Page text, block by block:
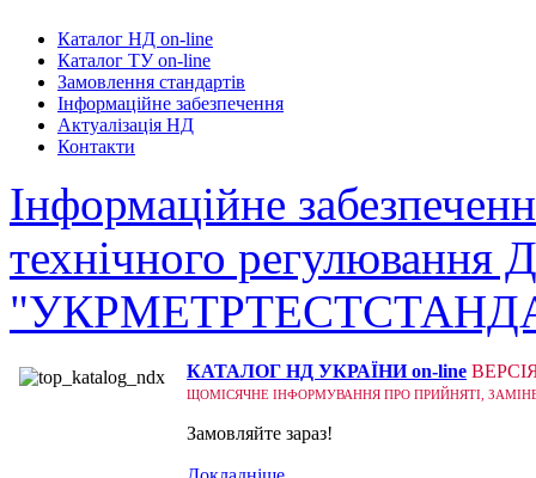
Каталог НД on-line
Каталог ТУ on-line
Замовлення стандартів
Інформаційне забезпечення
Актуалізація НД
Контакти
Інформаційне
технічного регулювання
КАТАЛОГ НД УКРАЇНИ on-line
ЩОМІСЯЧНЕ ІНФОРМУВАННЯ ПРО ПРИЙНЯТІ,
Замовляйте зараз!